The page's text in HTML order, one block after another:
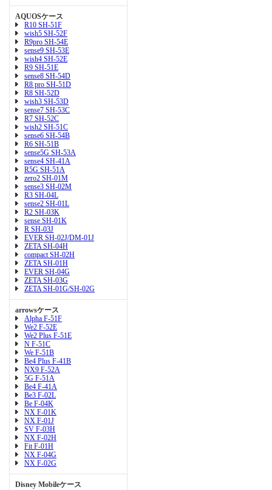
AQUOSケース
R10 SH-51F
wish5 SH-52F
R9pro SH-54E
sense9 SH-53E
wish4 SH-52E
R9 SH-51E
sense8 SH-54D
R8 pro SH-51D
R8 SH-52D
wish3 SH-53D
sense7 SH-53C
R7 SH-52C
wish2 SH-51C
sense6 SH-54B
R6 SH-51B
sense5G SH-53A
sense4 SH-41A
R5G SH-51A
zero2 SH-01M
sense3 SH-02M
R3 SH-04L
sense2 SH-01L
R2 SH-03K
sense SH-01K
R SH-03J
EVER SH-02J/DM-01J
ZETA SH-04H
compact SH-02H
ZETA SH-01H
EVER SH-04G
ZETA SH-03G
ZETA SH-01G/SH-02G
arrowsケース
Alpha F-51F
We2 F-52E
We2 Plus F-51E
N F-51C
We F-51B
Be4 Plus F-41B
NX9 F-52A
5G F-51A
Be4 F-41A
Be3 F-02L
Be F-04K
NX F-01K
NX F-01J
SV F-03H
NX F-02H
Fit F-01H
NX F-04G
NX F-02G
Disney Mobileケース